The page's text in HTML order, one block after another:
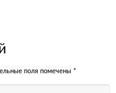
поля помечены *